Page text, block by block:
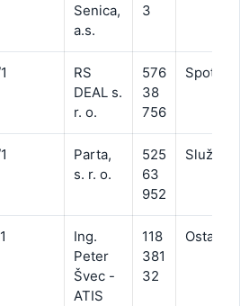
Senica,
a.s.
3
RS
DEAL s.
r. o.
576
38
756
Parta,
s. r. o.
525
63
952
Služby
Ing.
Peter
Švec -
ATIS
118
381
32
Ostatné